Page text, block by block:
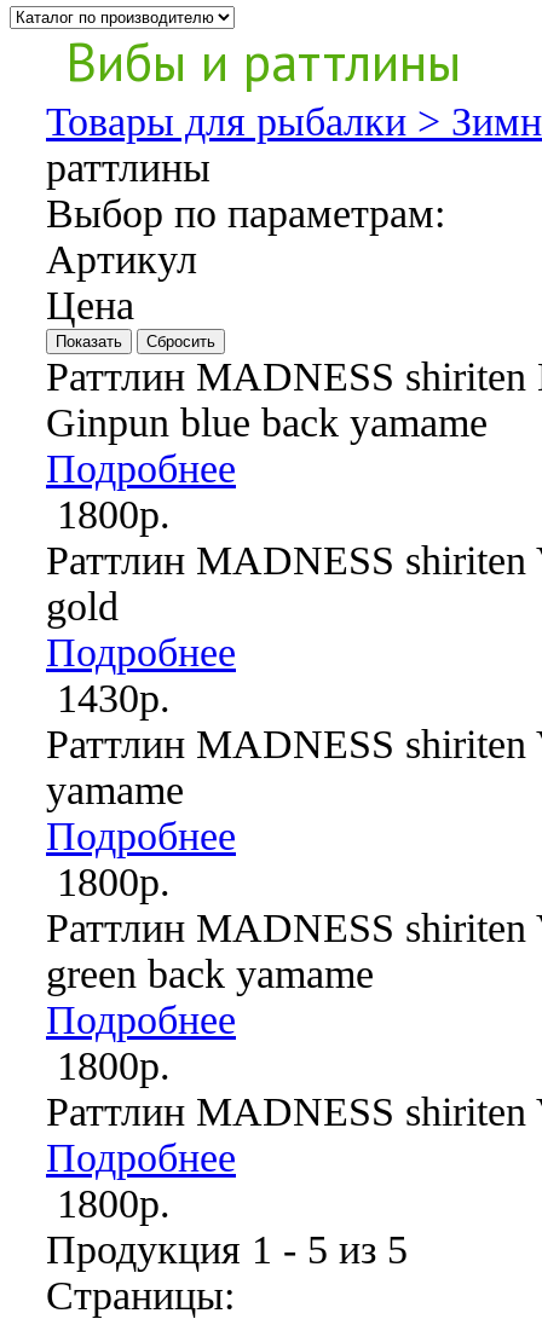
Вибы и раттлины
Товары для рыбалки >
раттлины
Выбор по параметрам:
Артикул
Цена
Раттлин MADNESS
Ginpun blue back yamame
Подробнее
1800р.
Раттлин MADNESS
gold
Подробнее
1430р.
Раттлин MADNESS
yamame
Подробнее
1800р.
Раттлин MADNESS
green back yamame
Подробнее
1800р.
Раттлин MADNESS
Подробнее
1800р.
Продукция 1 - 5 из 5
Страницы: